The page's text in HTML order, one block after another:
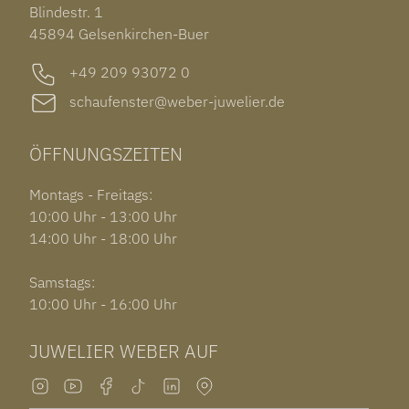
OUT OF COLLECTION
GARMIN VENU 3S
Blindestr. 1
45894 Gelsenkirchen-Buer
+49 209 93072 0
schaufenster@weber-juwelier.de
ÖFFNUNGSZEITEN
Montags - Freitags:
10:00 Uhr - 13:00 Uhr
14:00 Uhr - 18:00 Uhr
Samstags:
10:00 Uhr - 16:00 Uhr
JUWELIER WEBER AUF